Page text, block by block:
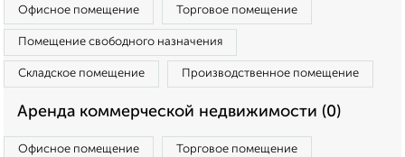
Офисное помещение Торговое помещение
Помещение свободного назначения
Складское помещение Производственное помещение
Аренда коммерческой недвижимости (0)
Офисное помещение Торговое помещение